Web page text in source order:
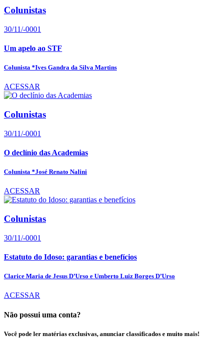
Colunistas
30/11/-0001
Um apelo ao STF
Colunista *Ives Gandra da Silva Martins
ACESSAR
Colunistas
30/11/-0001
O declínio das Academias
Colunista *José Renato Nalini
ACESSAR
Colunistas
30/11/-0001
Estatuto do Idoso: garantias e benefícios
Clarice Maria de Jesus D’Urso e Umberto Luiz Borges D’Urso
ACESSAR
Não possui uma conta?
Você pode ler matérias exclusivas, anunciar classificados e muito mais!